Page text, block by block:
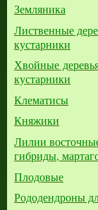
Земляника
Лиственные
кустарники
Хвойные
кустарники
Клематисы
Княжики
Лилии
гибриды,
Плодовые
Рододендроны